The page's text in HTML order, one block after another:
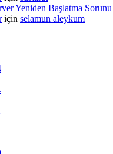
Yeniden Başlatma
için selamun aleykum